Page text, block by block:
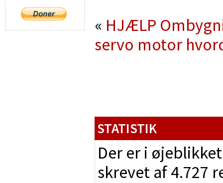
« HJÆLP
servo motor
STATISTIK
Der er i
skrevet af 4.727